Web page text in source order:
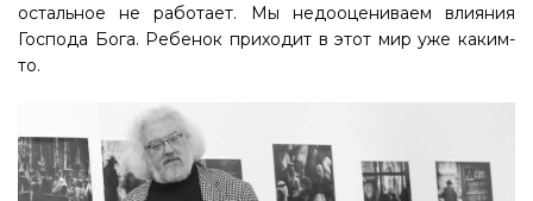
остальное не работает. Мы недооцениваем влияния
Господа Бога. Ребенок приходит в этот мир уже каким-
то.